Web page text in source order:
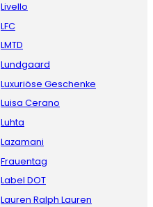
Livello
LFC
LMTD
Lundgaard
Luxuriöse Geschenke
Luisa Cerano
Luhta
Lazamani
Frauentag
Label DOT
Lauren Ralph Lauren